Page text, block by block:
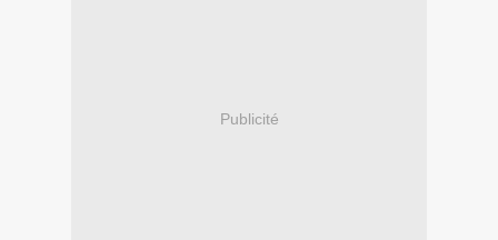
Publicité